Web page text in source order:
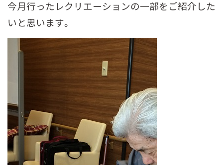
今月行ったレクリエーションの一部をご紹介した
いと思います。